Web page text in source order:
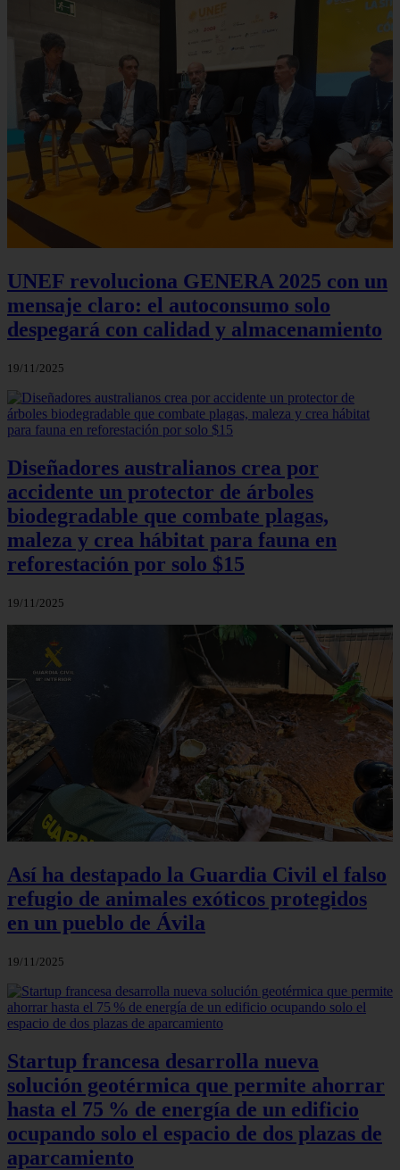
UNEF revoluciona GENERA 2025 con un
mensaje claro: el autoconsumo solo
despegará con calidad y almacenamiento
19/11/2025
Diseñadores australianos crea por
accidente un protector de árboles
biodegradable que combate plagas,
maleza y crea hábitat para fauna en
reforestación por solo $15
19/11/2025
Así ha destapado la Guardia Civil el falso
refugio de animales exóticos protegidos
en un pueblo de Ávila
19/11/2025
Startup francesa desarrolla nueva
solución geotérmica que permite ahorrar
hasta el 75 % de energía de un edificio
ocupando solo el espacio de dos plazas de
aparcamiento